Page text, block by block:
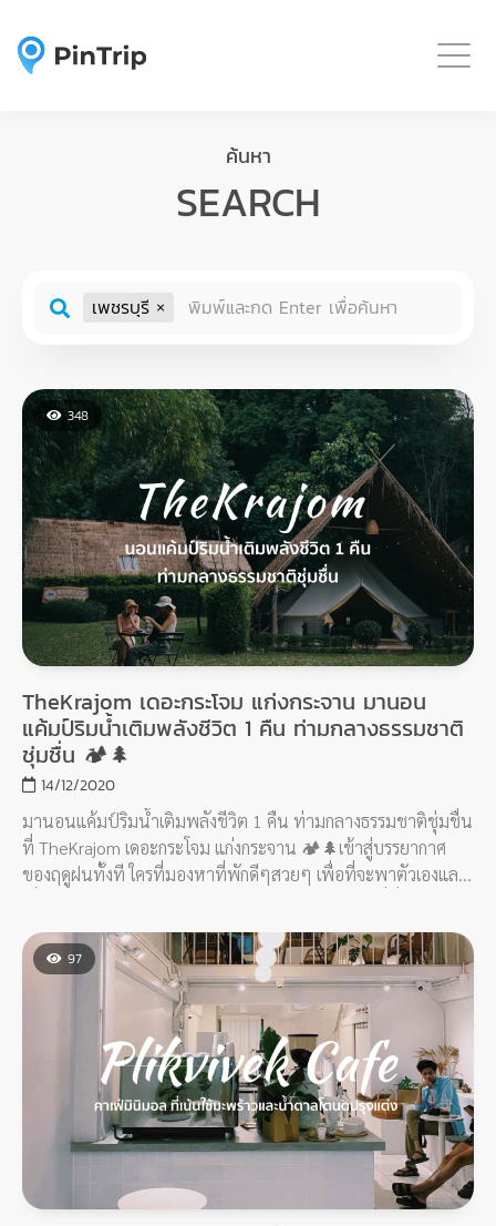
ค้นหา
SEARCH
เพชรบุรี
348
TheKrajom เดอะกระโจม แก่งกระจาน มานอน
แค้มป์ริมน้ำเติมพลังชีวิต 1 คืน ท่ามกลางธรรมชาติ
ชุ่มชื่น 🏕🌲
14/12/2020
มานอนแค้มป์ริมน้ำเติมพลังชีวิต 1 คืน ท่ามกลางธรรมชาติชุ่มชื่น
ที่ TheKrajom เดอะกระโจม แก่งกระจาน 🏕🌲เข้าสู่บรรยากาศ
ของฤดูฝนทั้งที ใครที่มองหาที่พักดีๆสวยๆ เพื่อที่จะพาตัวเองและ
97